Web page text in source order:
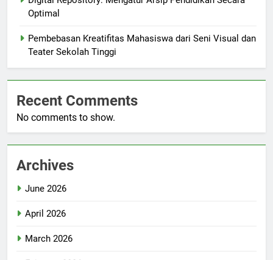
Optimal
Pembebasan Kreatifitas Mahasiswa dari Seni Visual dan
Teater Sekolah Tinggi
Recent Comments
No comments to show.
Archives
June 2026
April 2026
March 2026